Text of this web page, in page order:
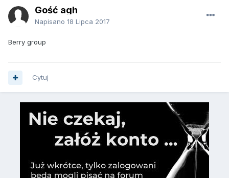
Gość agh
Napisano 18 Lipca 2017
Berry group
Cytuj